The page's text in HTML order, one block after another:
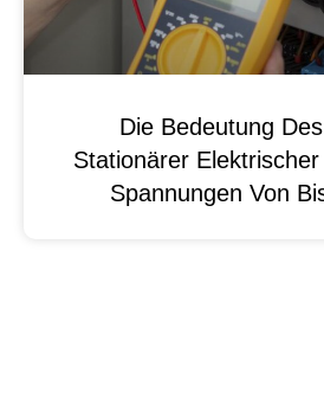
Die Bedeutung
Stationärer
Spannungen Von